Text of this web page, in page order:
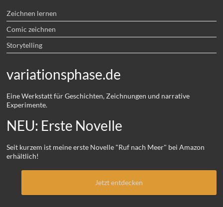
Zeichnen lernen
Comic zeichnen
Storytelling
variationsphase.de
Eine Werkstatt für Geschichten, Zeichnungen und narrative
Experimente.
NEU: Erste Novelle
Seit kurzem ist meine erste Novelle "Ruf nach Meer" bei Amazon
erhältlich!
Jetzt entdecken